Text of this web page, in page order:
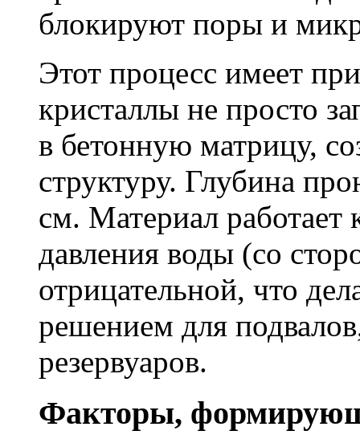
блокируют поры и
Этот процесс имеет
кристаллы не просто
в бетонную матрицу,
структуру. Глубина
см. Материал работает
давления воды (со
отрицательной, что
решением для
резервуаров.
Факторы,